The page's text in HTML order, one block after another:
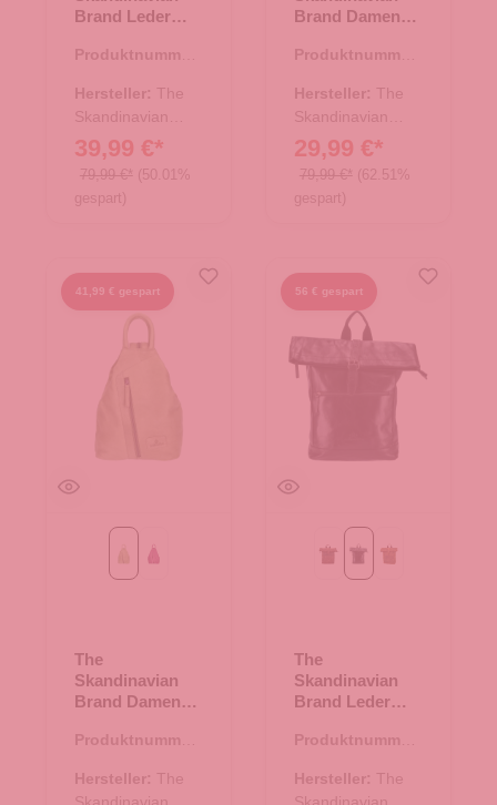
Brand Leder
HUNTER - tan
Produktnummer:
Hersteller: The
Skandinavian
Brand
39,99 €*
79,99 €* (50.01%
gespart)
Brand Damen
- fuchsia
Produktnummer:
Hersteller: The
Skandinavian
Brand
29,99 €*
79,99 €* (62.51%
gespart)
41,99 € gespart
GreenPurple
The
Skandinavian
Brand Damen
- Green
Produktnummer:
Hersteller: The
56 € gespart
braunschwarz
tan
The
Skandinavian
Brand Leder
schwarz
Produktnummer:
Hersteller: The